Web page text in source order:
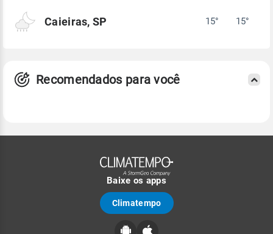
Caieiras, SP 15° 15°
Recomendados para você
Baixe os apps
Climatempo